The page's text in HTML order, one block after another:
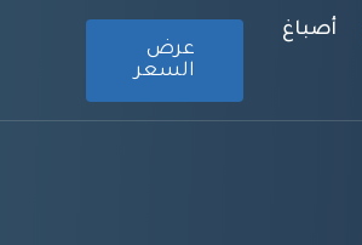
أصباغ
عرض
السعر